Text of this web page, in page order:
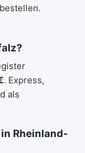
. Express,
als
Rheinland-